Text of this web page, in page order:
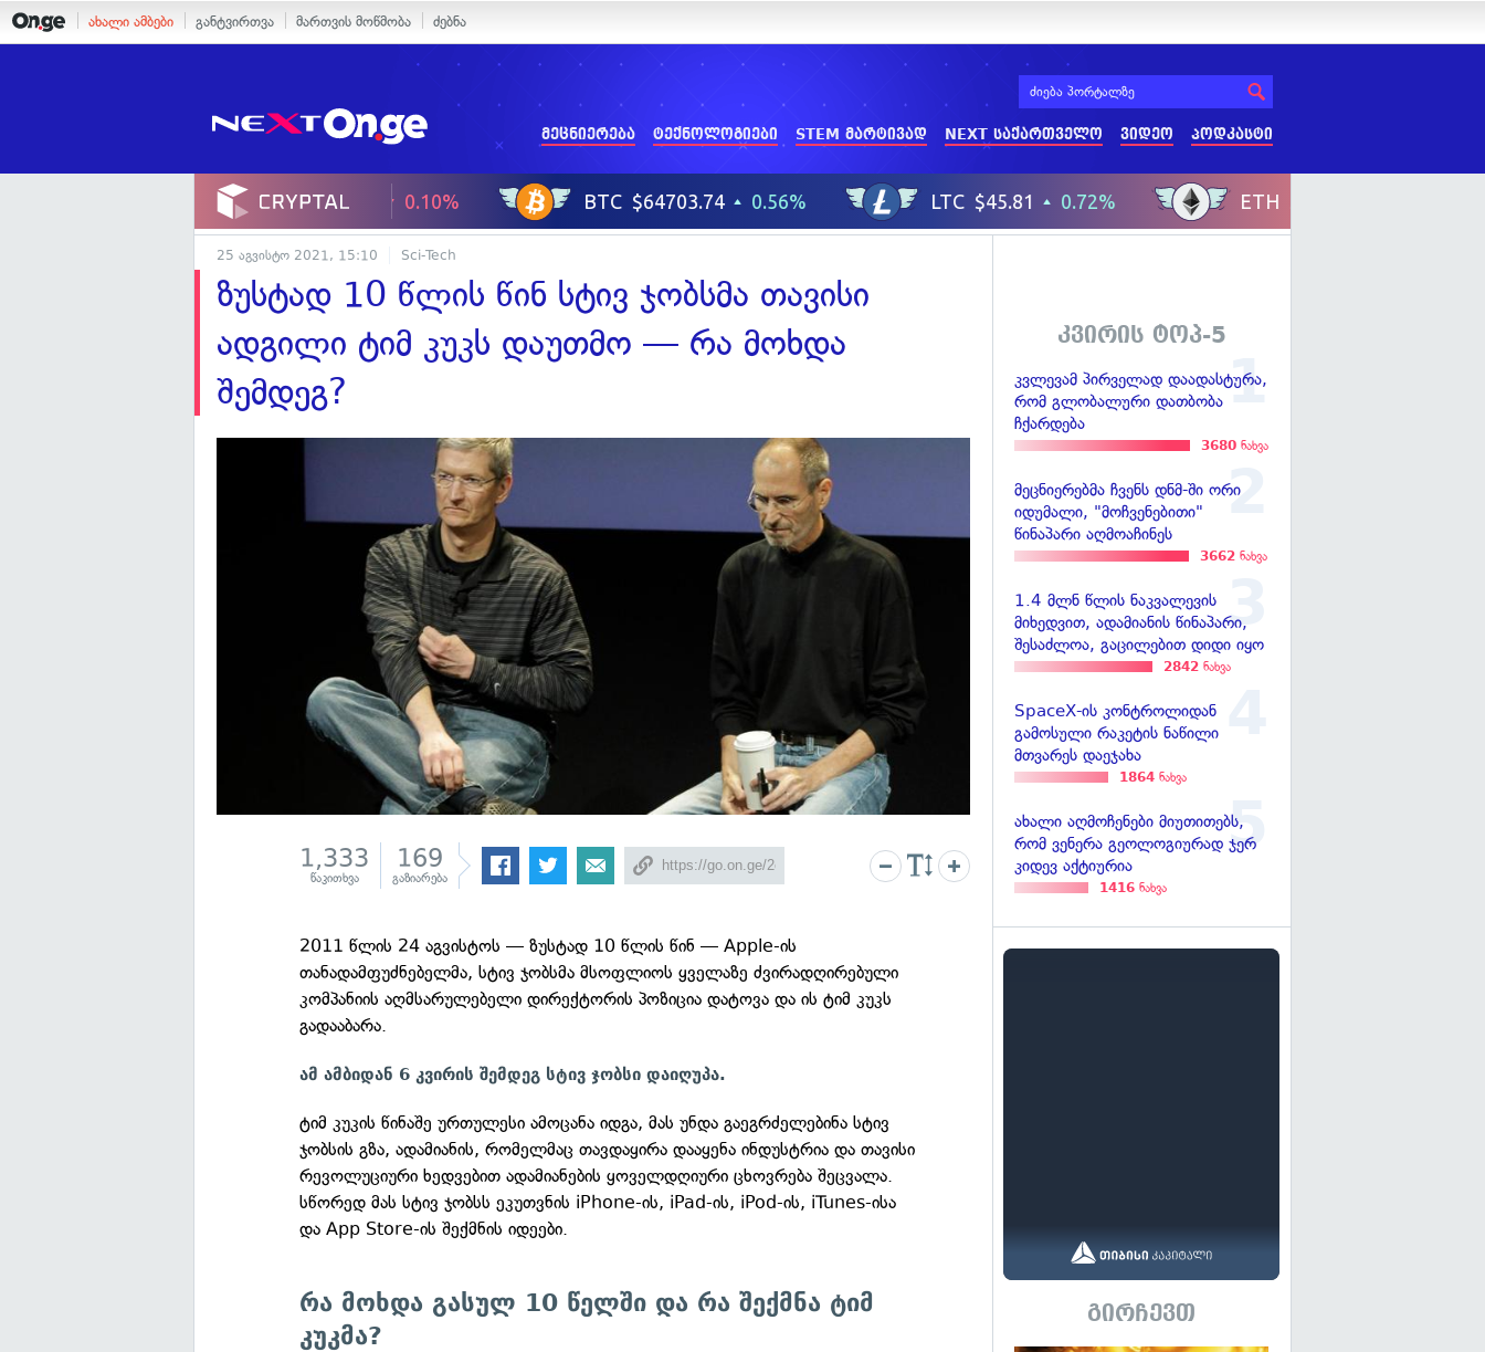
ახალი ამბები განტვირთვა მართვის მოწმობა ძებნა
მეცნიერება ტექნოლოგიები STEM მარტივად NEXT საქართველო ვიდეო პოდკასტი
25 აგვისტო 2021, 15:10 Sci-Tech
ზუსტად 10 წლის წინ სტივ ჯობსმა თავისი
ადგილი ტიმ კუკს დაუთმო — რა მოხდა
შემდეგ?
1,333
წაკითხვა
169
გაზიარება
2011 წლის 24 აგვისტოს — ზუსტად 10 წლის წინ — Apple-ის
თანადამფუძნებელმა, სტივ ჯობსმა მსოფლიოს ყველაზე ძვირადღირებული
კომპანიის აღმსარულებელი დირექტორის პოზიცია დატოვა და ის ტიმ კუკს
გადააბარა.
ამ ამბიდან 6 კვირის შემდეგ სტივ ჯობსი დაიღუპა.
ტიმ კუკის წინაშე ურთულესი ამოცანა იდგა, მას უნდა გაეგრძელებინა სტივ
ჯობსის გზა, ადამიანის, რომელმაც თავდაყირა დააყენა ინდუსტრია და თავისი
რევოლუციური ხედვებით ადამიანების ყოველდღიური ცხოვრება შეცვალა.
სწორედ მას სტივ ჯობსს ეკუთვნის iPhone-ის, iPad-ის, iPod-ის, iTunes-ისა
და App Store-ის შექმნის იდეები.
რა მოხდა გასულ 10 წელში და რა შექმნა ტიმ
კუკმა?
კვირის ტოპ-5
კვლევამ პირველად დაადასტურა,
რომ გლობალური დათბობა
ჩქარდება
3680 ნახვა
მეცნიერებმა ჩვენს დნმ-ში ორი
იდუმალი, "მოჩვენებითი"
წინაპარი აღმოაჩინეს
3662 ნახვა
1.4 მლნ წლის ნაკვალევის
მიხედვით, ადამიანის წინაპარი,
შესაძლოა, გაცილებით დიდი იყო
2842 ნახვა
SpaceX-ის კონტროლიდან
გამოსული რაკეტის ნაწილი
მთვარეს დაეჯახა
1864 ნახვა
ახალი აღმოჩენები მიუთითებს,
რომ ვენერა გეოლოგიურად ჯერ
კიდევ აქტიურია
1416 ნახვა
გირჩევთ